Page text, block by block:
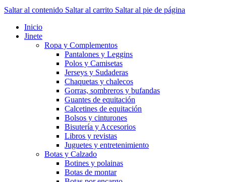
Saltar al contenido Saltar al carrito Saltar al pie de página
Inicio
Jinete
Ropa y Complementos
Pantalones y Leggins
Polos y Camisetas
Jerseys y Sudaderas
Chaquetas y chalecos
Gorras, sombreros y bufandas
Guantes de equitación
Calcetines de equitación
Bolsos y cinturones
Bisutería y Accesorios
Libros y revistas
Juguetes y entretenimiento
Botas y Calzado
Botines y polainas
Botas de montar